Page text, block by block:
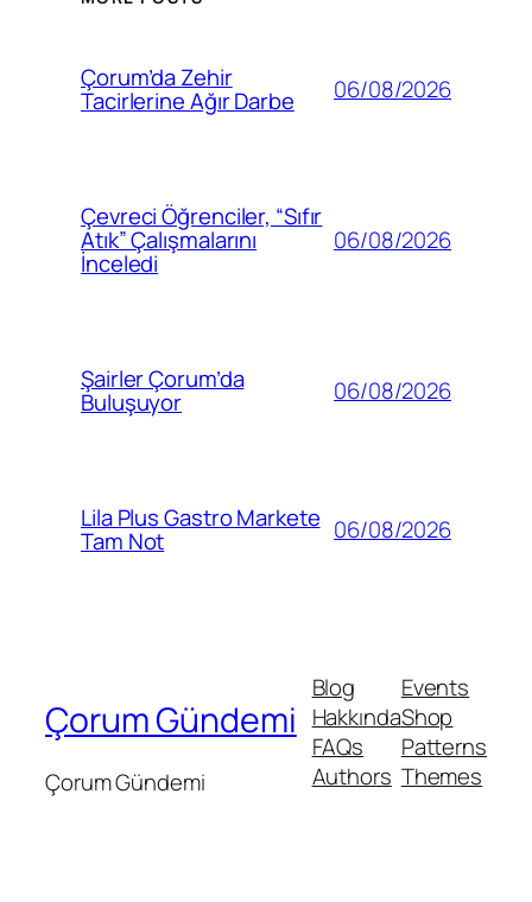
Çorum’da Zehir
Tacirlerine Ağır Darbe 06/08/2026
Çevreci Öğrenciler, “Sıfır
Atık” Çalışmalarını
İnceledi
06/08/2026
Şairler Çorum’da
Buluşuyor 06/08/2026
Lila Plus Gastro Markete
Tam Not 06/08/2026
Çorum Gündemi
Çorum Gündemi
Blog
Hakkında
FAQs
Authors
Events
Shop
Patterns
Themes